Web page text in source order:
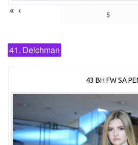
« ‹
41. Deichman
43 BH FW SA